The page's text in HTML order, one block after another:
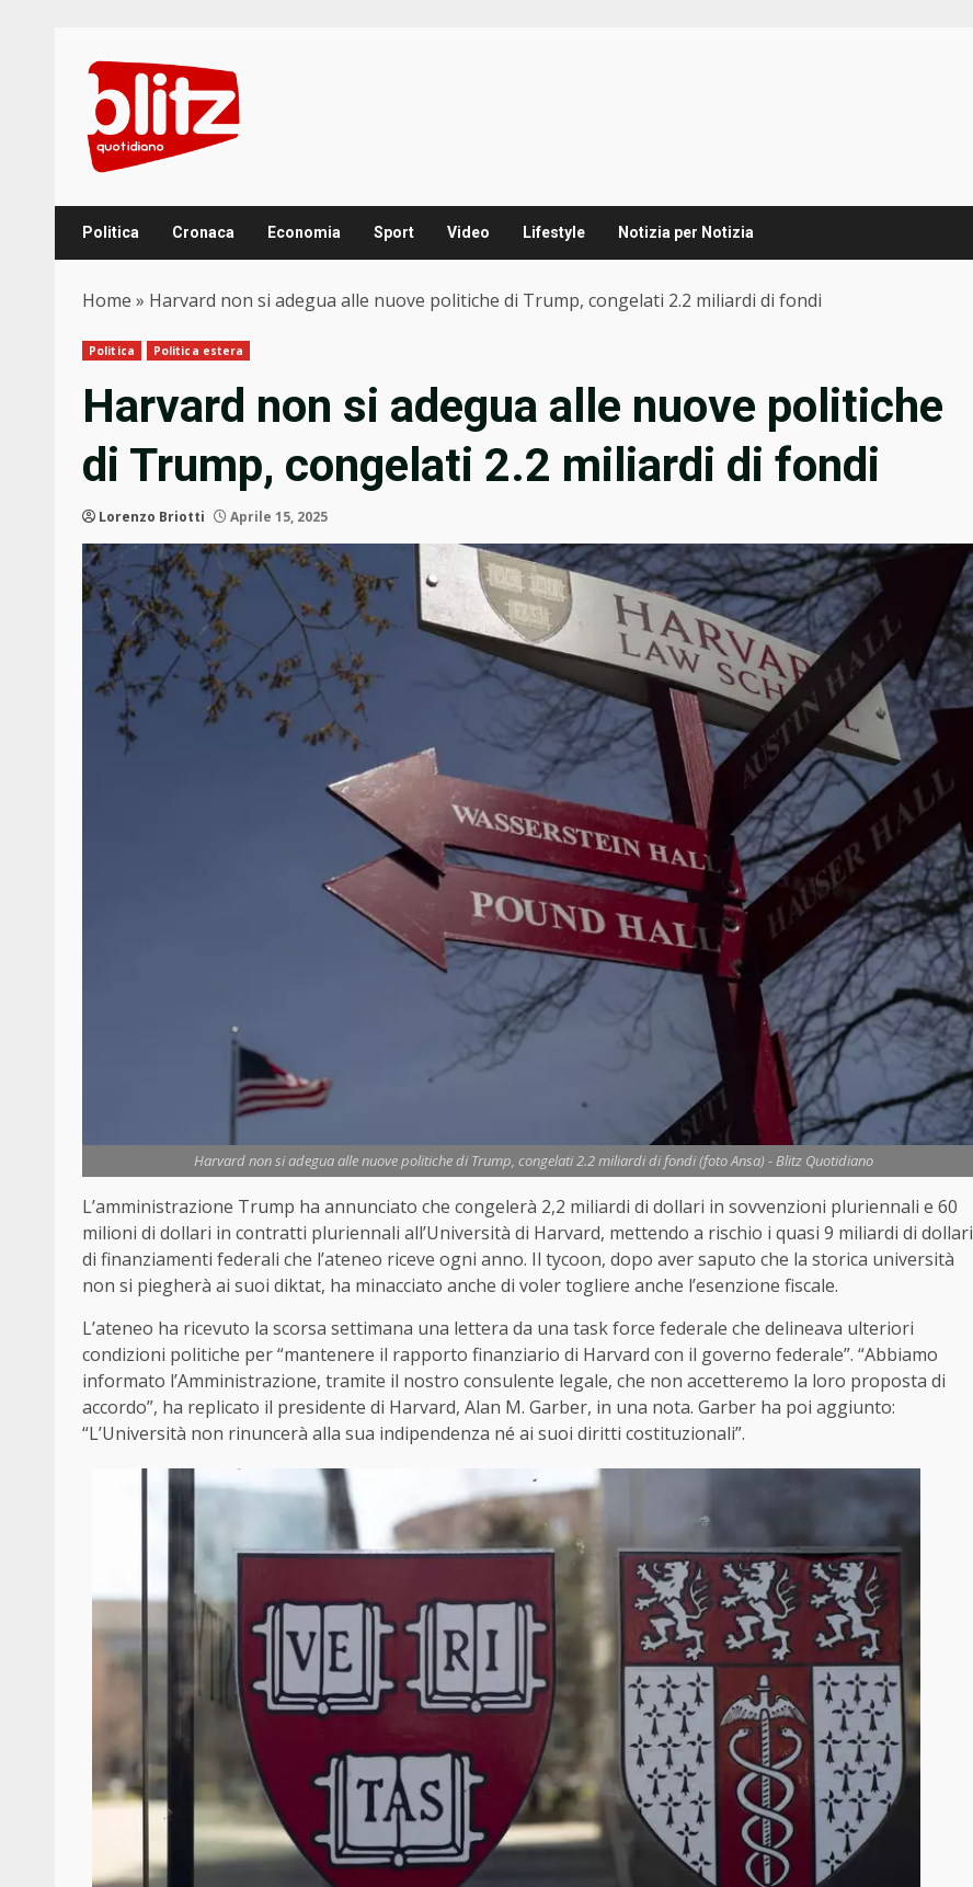
content
Politica Cronaca Economia Sport Video Lifestyle Notizia per Notizia
Home » Harvard non si adegua alle nuove politiche di Trump, congelati 2.2 miliardi di fondi
Politica Politica estera
Harvard non si adegua alle nuove politiche
di Trump, congelati 2.2 miliardi di fondi
Lorenzo Briotti Aprile 15, 2025
Harvard non si adegua alle nuove politiche di Trump, congelati 2.2 miliardi di fondi (foto Ansa) - Blitz Quotidiano
L’amministrazione Trump ha annunciato che congelerà 2,2 miliardi di dollari in sovvenzioni pluriennali e 60
milioni di dollari in contratti pluriennali all’Università di Harvard, mettendo a rischio i quasi 9 miliardi di dollari
di finanziamenti federali che l’ateneo riceve ogni anno. Il tycoon, dopo aver saputo che la storica università
non si piegherà ai suoi diktat, ha minacciato anche di voler togliere anche l’esenzione fiscale.
L’ateneo ha ricevuto la scorsa settimana una lettera da una task force federale che delineava ulteriori
condizioni politiche per “mantenere il rapporto finanziario di Harvard con il governo federale”. “Abbiamo
informato l’Amministrazione, tramite il nostro consulente legale, che non accetteremo la loro proposta di
accordo”, ha replicato il presidente di Harvard, Alan M. Garber, in una nota. Garber ha poi aggiunto:
“L’Università non rinuncerà alla sua indipendenza né ai suoi diritti costituzionali”.